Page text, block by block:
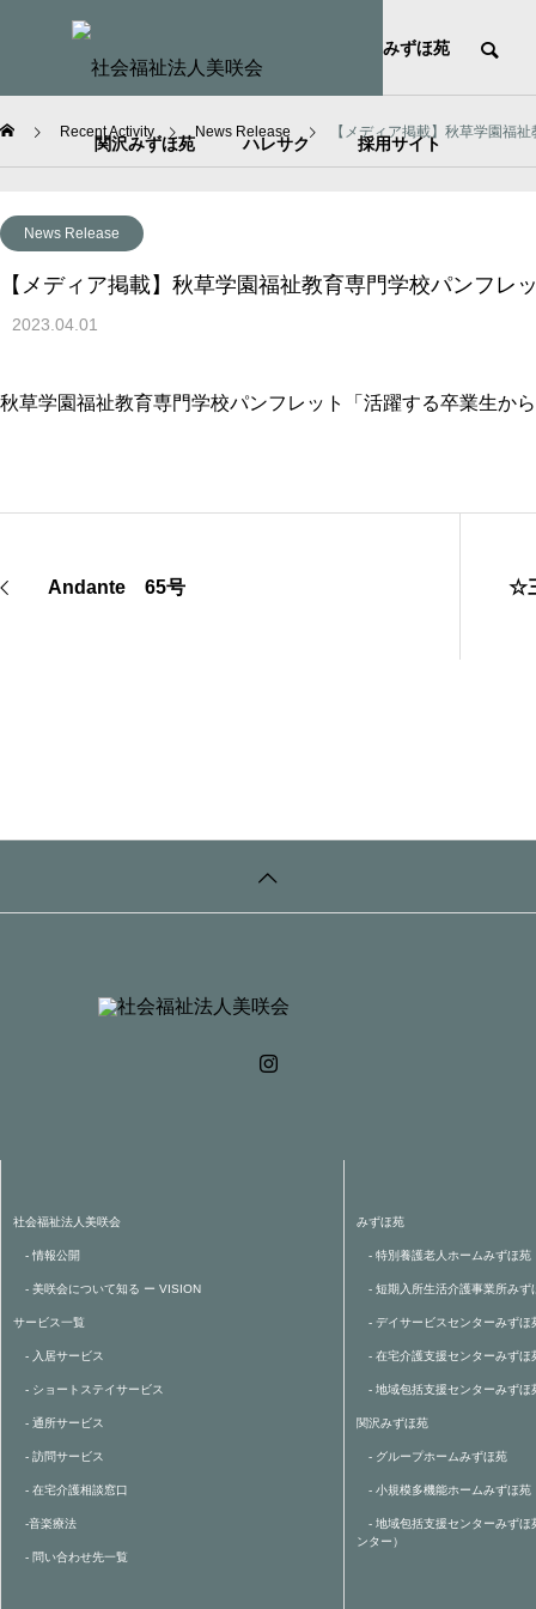
みずほ苑
関沢みずほ苑 ハレサク 採用サイト
Recent Activity News Release 【メディア掲載】秋草学園福
News Release
【メディア掲載】秋草学園福祉教育専門学校パンフレ
2023.04.01
秋草学園福祉教育専門学校パンフレット「活躍する卒業生か
Andante 65号 ☆
社会福祉法人美咲会
- 情報公開
- 美咲会について知る ー VISION
サービス一覧
- 入居サービス
- ショートステイサービス
- 通所サービス
- 訪問サービス
- 在宅介護相談窓口
-音楽療法
- 問い合わせ先一覧
みずほ苑
- 特別養護老人ホームみずほ苑
- 短期入所生活介護事業所みず
- デイサービスセンターみずほ
- 在宅介護支援センターみずほ
- 地域包括支援センターみずほ
関沢みずほ苑
- グループホームみずほ苑
- 小規模多機能ホームみずほ苑
- 地域包括支援センターみずほ
ンター）